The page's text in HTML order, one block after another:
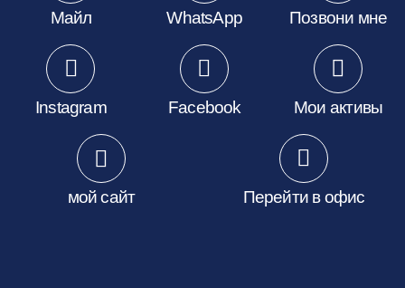
Позвони мне
WhatsApp
Майл
Мои активы
Facebook
Instagram
Перейти в офис
мой сайт